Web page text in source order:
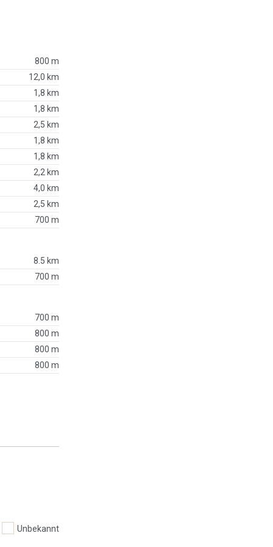
800 m
12,0 km
1,8 km
1,8 km
2,5 km
1,8 km
1,8 km
2,2 km
4,0 km
2,5 km
700 m
8.5 km
700 m
700 m
800 m
800 m
800 m
Unbekannt